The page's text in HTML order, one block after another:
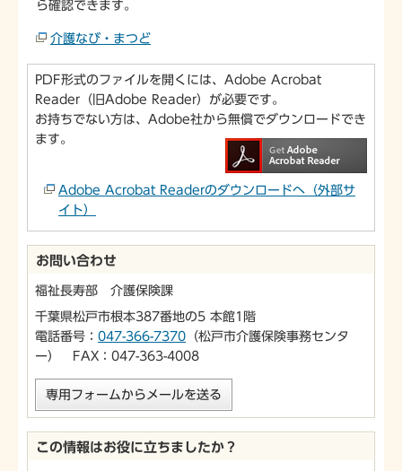
ら確認できます。
介護なび・まつど
PDF形式のファイルを開くには、Adobe Acrobat
Reader（旧Adobe Reader）が必要です。
お持ちでない方は、Adobe社から無償でダウンロードでき
ます。
Adobe Acrobat Readerのダウンロードへ（外部サ
イト）
お問い合わせ
福祉長寿部 介護保険課
千葉県松戸市根本387番地の5 本館1階
電話番号： 047-366-7370 （松戸市介護保険事務センタ
ー） FAX：047-363-4008
専用フォームからメールを送る
この情報はお役に立ちましたか？